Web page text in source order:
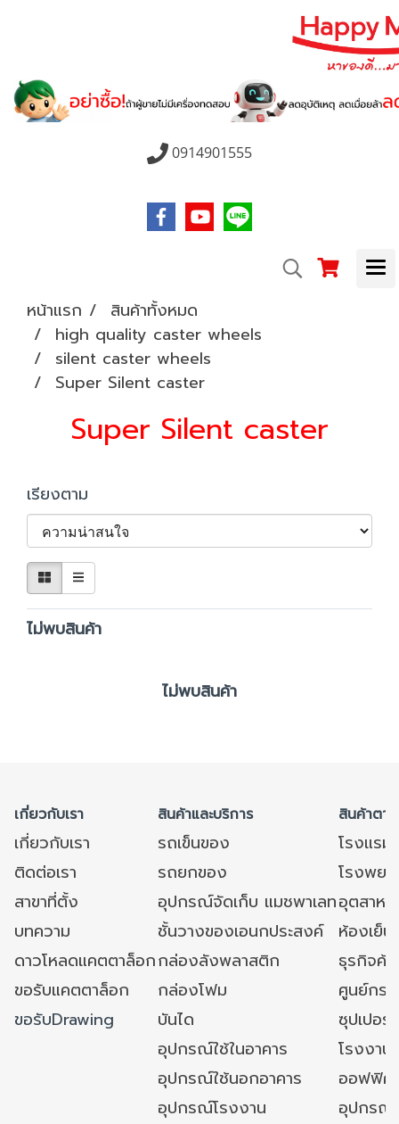
0914901555
หน้าแรก
สินค้าทั้งหมด
high quality caster wheels
silent caster wheels
Super Silent caster
Super Silent caster
เรียงตาม
ไม่พบสินค้า
ไม่พบสินค้า
เกี่ยวกับเรา สินค้าและบริการ สินค้าตา
เกี่ยวกับเรา รถเข็นของ
โรงแร
ติดต่อเรา
รถยกของ
โรงพย
สาขาที่ตั้ง
อุปกรณ์จัดเก็บ แมชพาเลทอุตสาหก
บทความ
ชั้นวางของเอนกประสงค์
ห้องเย็
ดาวโหลดแคตตาล็อกกล่องลังพลาสติก
ธุรกิจค้
ขอรับแคตตาล็อก
กล่องโฟม
ศูนย์กร
ขอรับDrawing
บันได
ซุปเปอ
อุปกรณ์ใช้ในอาคาร
โรงงา
อุปกรณ์ใช้นอกอาคาร
ออฟฟิศ/
อุปกรณ์โรงงาน
อุปกรณ์